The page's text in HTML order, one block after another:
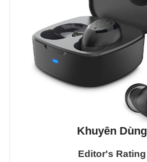
Khuyên Dùng
Editor's Rating